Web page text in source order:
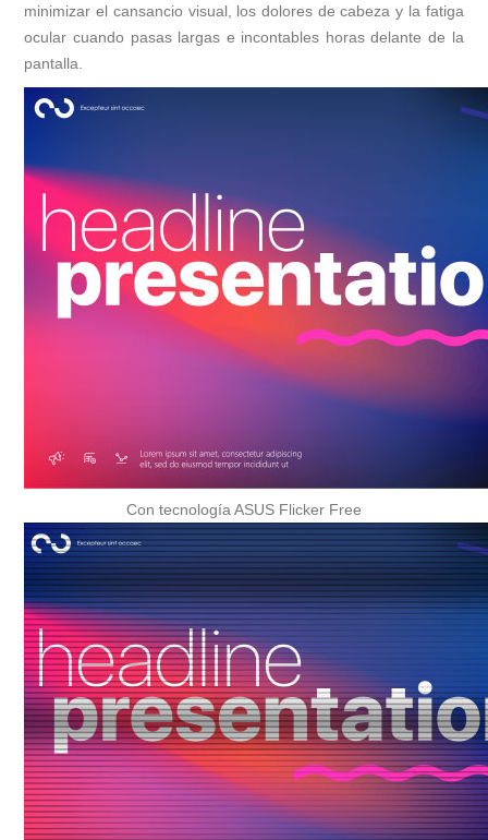
minimizar el cansancio visual, los dolores de cabeza y la fatiga
ocular cuando pasas largas e incontables horas delante de la
pantalla.
Con tecnología ASUS Flicker Free